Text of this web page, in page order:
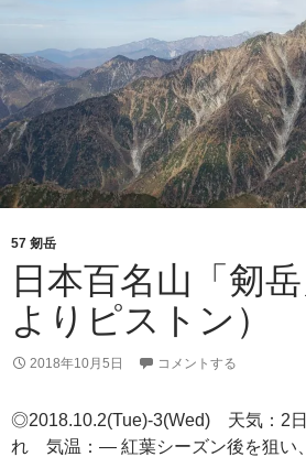
57 剱岳
日本百名山「剱
よりピストン）
2018年10月5日 コメントする
◎2018.10.2(Tue)-3(Wed) 天気：2
れ 気温：— 紅葉シーズン後を狙い